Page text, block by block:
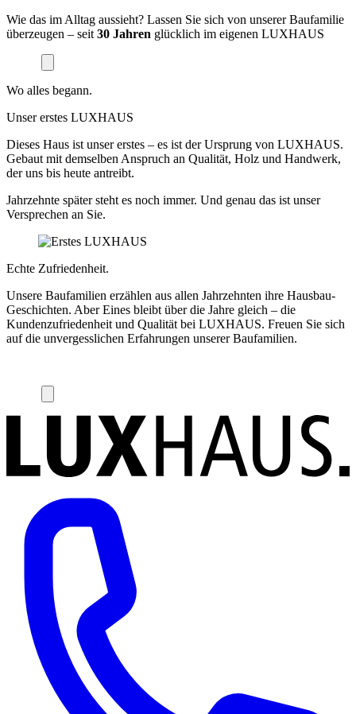
Wie das im Alltag aussieht? Lassen Sie sich von unserer Baufamilie
überzeugen – seit30 Jahren glücklich im eigenen LUXHAUS
Wo alles begann.
Unser erstes LUXHAUS
Dieses Haus ist unser erstes – es ist der Ursprung von LUXHAUS.
Gebaut mit demselben Anspruch an Qualität, Holz und Handwerk,
der uns bis heute antreibt.
Jahrzehnte später steht es noch immer. Und genau das ist unser
Versprechen an Sie.
Echte Zufriedenheit.
Unsere Baufamilien erzählen aus allen Jahrzehnten ihre Hausbau-
Geschichten. Aber Eines bleibt über die Jahre gleich – die
Kundenzufriedenheit und Qualität bei LUXHAUS. Freuen Sie sich
auf die unvergesslichen Erfahrungen unserer Baufamilien.